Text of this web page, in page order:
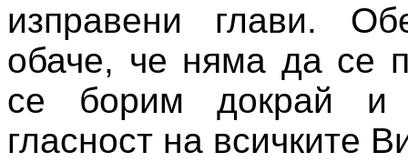
изправени глави.
обаче, че няма да се
се борим докрай
гласност на всичките